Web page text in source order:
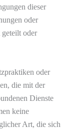
dieser
oder
oder
oder
die mit der
Dienste
keine
Art, die sich